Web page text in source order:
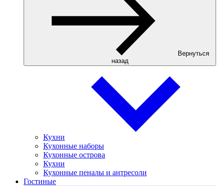
Вернуться
назад
Кухни
Кухонные наборы
Кухонные острова
Кухни
Кухонные пеналы и антресоли
Гостиные